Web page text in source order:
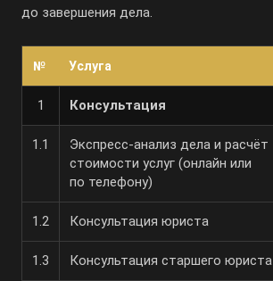
до завершения дела.
№ Услуга
1 Консультация
1.1 Экспресс-анализ дела и расчёт
стоимости услуг (онлайн или
по телефону)
1.2 Консультация юриста
1.3 Консультация старшего юриста